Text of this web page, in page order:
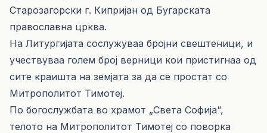
Старозагорски г. Кипријан од Бугарската
православна црква.
На Литургијата сослужуваа бројни свештеници, и
учествуваа голем број верници кои пристигнаа од
сите краишта на земјата за да се простат со
Митрополитот Тимотеј.
По богослужбата во храмот „Света Софија“,
телото на Митрополитот Тимотеј со поворка